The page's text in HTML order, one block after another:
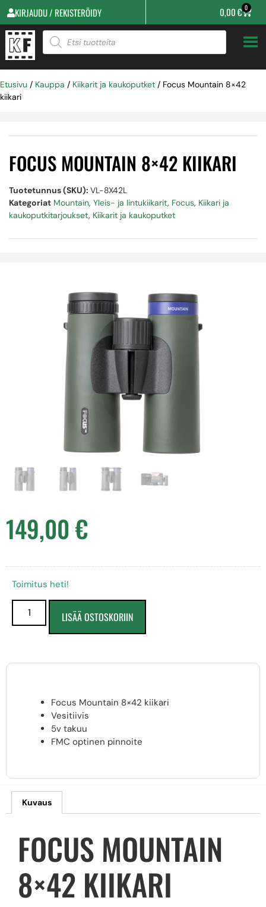
KIRJAUDU / REKISTERÖIDY 0,00€ 0
Etusivu / Kauppa / Kiikarit ja kaukoputket / Focus Mountain 8×42
kiikari
FOCUS MOUNTAIN 8×42 KIIKARI
Tuotetunnus (SKU): VL-8X42L
Kategoriat Mountain, Yleis- ja lintukiikarit, Focus, Kiikari ja
kaukoputkitarjoukset, Kiikarit ja kaukoputket
149,00€
Toimitus heti!
LISÄÄ OSTOSKORIIN
Focus Mountain 8×42 kiikari
Vesitiivis
5v takuu
FMC optinen pinnoite
Kuvaus
FOCUS MOUNTAIN
8×42 KIIKARI